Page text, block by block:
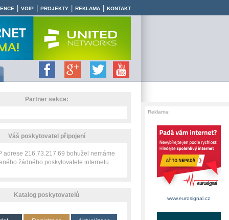
VOIP PROJEKTY REKLAMA KONTAKT
Partner sekce:
Váš poskytovatel připojení
adrese 216.73.217.69 bohužel nemáme
žádného poskytovatele internetu.
Katalog poskytovatelů
Reklama:
www.eurosignal.cz